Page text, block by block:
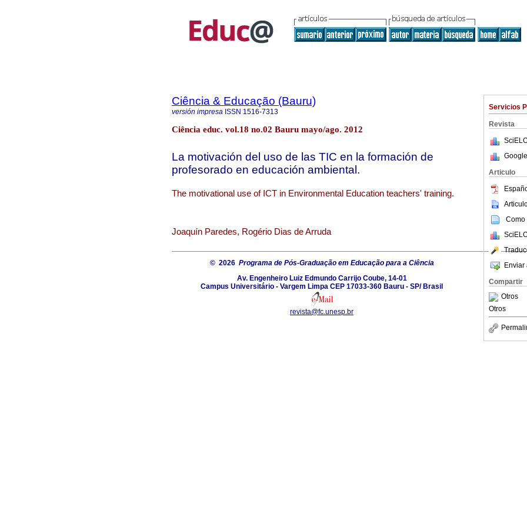
Servicios
Revista
Articulo
Como
Enviar
Compartir
Otros
Otros
Ciência & Educação (Bauru)
versión impresa ISSN 1516-7313
Ciência educ. vol.18 no.02 Bauru mayo/ago. 2012
La motivación del uso de las TIC en la formación de
profesorado en educación ambiental.
The motivational use of ICT in Environmental Education teachers' training.
Joaquín Paredes, Rogério Dias de Arruda
© 2026 Programa de Pós-Graduação em Educação para a Ciência
Av. Engenheiro Luiz Edmundo Carrijo Coube, 14-01
Campus Universitário - Vargem Limpa CEP 17033-360 Bauru - SP/ Brasil
revista@fc.unesp.br